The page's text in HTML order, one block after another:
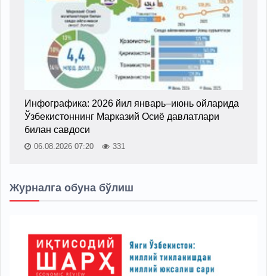
Инфографика: 2026 йил январь–июнь ойларида
Ўзбекистоннинг Марказий Осиё давлатлари
билан савдоси
06.08.2026 07:20 331
Журналга обуна бўлиш